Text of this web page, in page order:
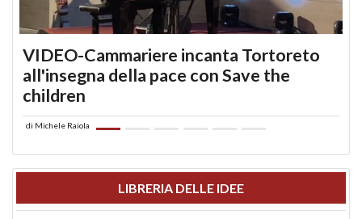
VIDEO-Cammariere incanta Tortoreto
all'insegna della pace con Save the
children
di Michele Raiola
LIBRERIA DELLE IDEE